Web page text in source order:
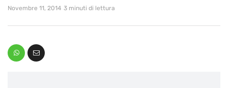
Novembre 11, 2014 3 minuti di lettura